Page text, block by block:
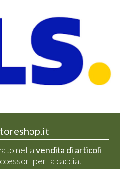
nellavendita di articoli
per la caccia.